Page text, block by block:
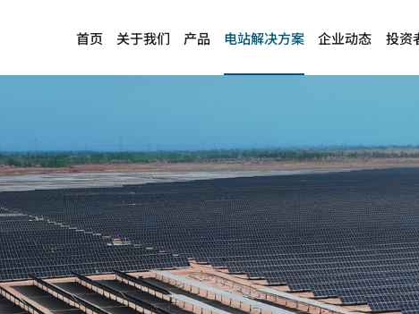
首页 关于我们 产品 电站解决方案 企业动态 投资